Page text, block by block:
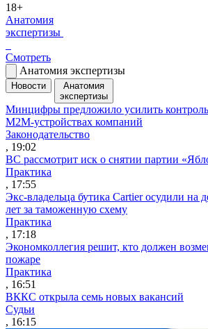
18+
Анатомия
экспертизы
Смотреть
Анатомия экспертизы
Новости
Анатомия
экспертизы
Минцифры предложило усилить
M2M-устройствах компаний
Законодательство
, 19:02
ВС рассмотрит иск о снятии партии
Практика
, 17:55
Экс-владельца бутика Cartier осудили на
лет за таможенную схему
Практика
, 17:18
Экономколлегия решит, кто должен
пожаре
Практика
, 16:51
ВККС открыла семь новых вакансий
Судьи
, 16:15